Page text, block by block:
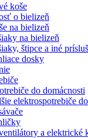
koše
o bielizeň
na bielizeň
na bielizeň
štipce a iné
dosky
do domácnosti
elektrospotrebiče
a elektrické